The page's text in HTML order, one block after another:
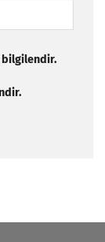
bilgilendir.